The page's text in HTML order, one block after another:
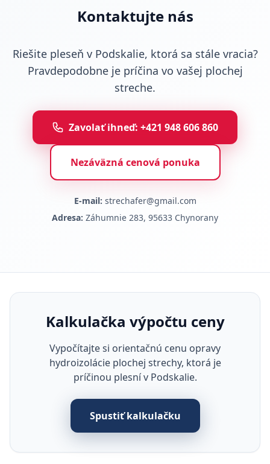
Kontaktujte nás
Riešite pleseň v Podskalie, ktorá sa stále vracia?
Pravdepodobne je príčina vo vašej plochej
streche.
Zavolať ihneď: +421 948 606 860
Nezáväzná cenová ponuka
E-mail: strechafer@gmail.com
Adresa: Záhumnie 283, 95633 Chynorany
Kalkulačka výpočtu ceny
Vypočítajte si orientačnú cenu opravy
hydroizolácie plochej strechy, ktorá je
príčinou plesní v Podskalie.
Spustiť kalkulačku